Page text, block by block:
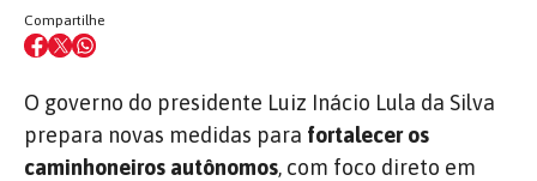
Compartilhe
O governo do presidente Luiz Inácio Lula da Silva
prepara novas medidas para fortalecer os
caminhoneiros autônomos, com foco direto em